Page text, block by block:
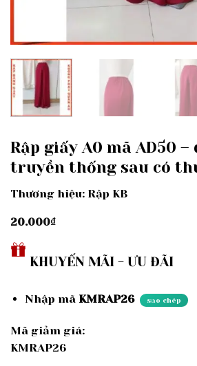
Rập giấy A0 mã AD50 –
truyền thống sau có
Thương hiệu: Rập KB
20.000₫
KHUYẾN MÃI - ƯU ĐÃI
Nhập mã KMRAP26 sao chép
Mã giảm giá:
KMRAP26